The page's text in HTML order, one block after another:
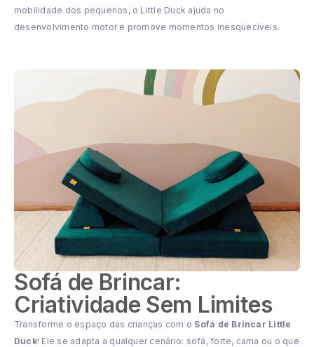
mobilidade dos pequenos, o Little Duck ajuda no
desenvolvimento motor e promove momentos inesquecíveis.
Sofá de Brincar:
Criatividade Sem Limites
Transforme o espaço das crianças com o Sofá de Brincar Little
Duck! Ele se adapta a qualquer cenário: sofá, forte, cama ou o que